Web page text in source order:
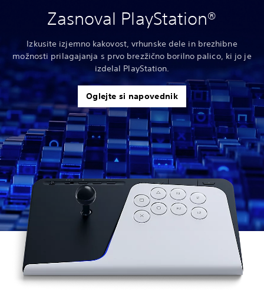
Zasnoval PlayStation®
Izkusite izjemno kakovost, vrhunske dele in brezhibne
možnosti prilagajanja s prvo brezžično borilno palico, ki jo je
izdelal PlayStation.
Oglejte si napovednik